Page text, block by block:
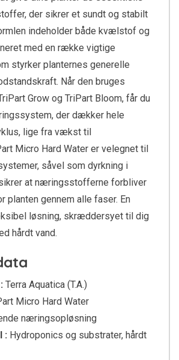
der sikrer et sundt og stabilt
indeholder både kvælstof og
med en række vigtige
styrker planternes generelle
Når den bruges
Grow og TriPart Bloom, får du
der dækker hele
lige fra vækst til
Micro Hard Water er velegnet til
såvel som dyrkning i
at næringsstofferne forbliver
gennem alle faser. En
løsning, skræddersyet til dig
hårdt vand.
Terra Aquatica (T.A.)
Micro Hard Water
næringsopløsning
: Hydroponics og substrater, hårdt